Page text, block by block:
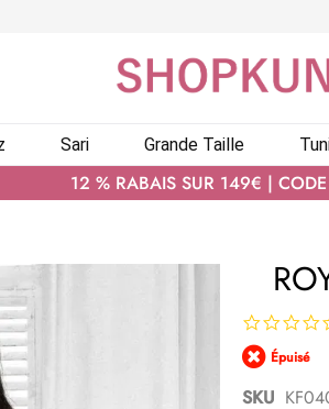
Sari Grande Taille
12 % RABAIS SUR 149€ |
Épuisé
SKU